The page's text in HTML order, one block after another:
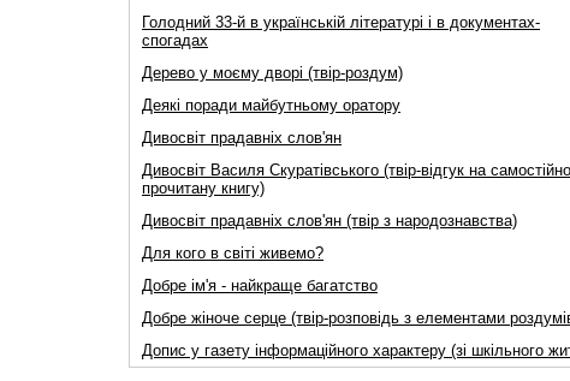
Голодний 33-й в українській літературі і в документах-
спогадах
Дерево у моєму дворі (твір-роздум)
Деякі поради майбутньому оратору
Дивосвiт прадавнiх слов'ян
Дивосвіт Василя Скуратівського (твір-відгук на самостійно
прочитану книгу)
Дивосвіт прадавніх слов'ян (твір з народознавства)
Для кого в свiтi живемо?
Добре iм'я - найкраще багатство
Добре жіноче серце (твір-розповідь з елементами
Допис у газету інформаційного характеру (зі шкільного